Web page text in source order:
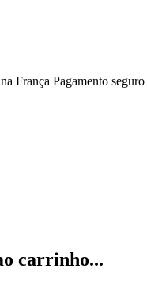
França Pagamento seguro
carrinho...